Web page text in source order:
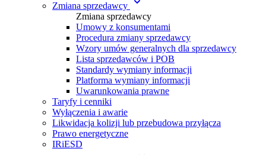
Zmiana sprzedawcy
Zmiana sprzedawcy
Umowy z konsumentami
Procedura zmiany sprzedawcy
Wzory umów generalnych dla sprzedawcy
Lista sprzedawców i POB
Standardy wymiany informacji
Platforma wymiany informacji
Uwarunkowania prawne
Taryfy i cenniki
Wyłączenia i awarie
Likwidacja kolizji lub przebudowa przyłącza
Prawo energetyczne
IRiESD